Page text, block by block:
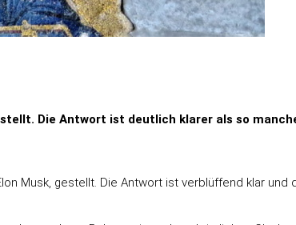
Die Antwort ist deutlich klarer als so
Musk, gestellt. Die Antwort ist verblüffend klar